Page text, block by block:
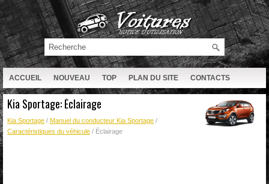
ACCUEIL NOUVEAU TOP PLAN DU SITE CONTACTS
RECHERCHE
Kia Sportage: Éclairage
Kia Sportage / Manuel du conducteur Kia Sportage /
Caractéristiques du véhicule / Éclairage